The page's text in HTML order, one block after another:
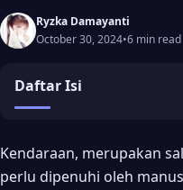
Ryzka Damayanti
October 30, 2024•6 min read
Daftar Isi
Peran BPKB di Pegadaian
Cara Gadaikan BPKB di
Kendaraan, merupakan
perlu dipenuhi oleh